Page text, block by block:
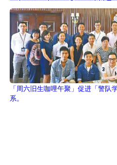
「周六旧生咖哩午聚」促进「警
系。